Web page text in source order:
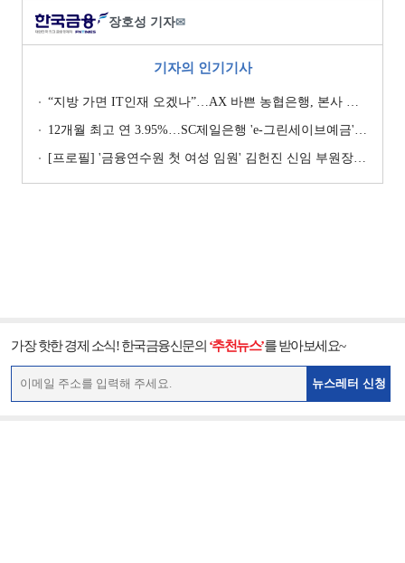
장호성 기자✉
기자의 인기기사
“지방 가면 IT인재 오겠나”…AX 바쁜 농협은행, 본사 이전설에 ‘긴장’ [막 오른 금융권 하투(夏鬪)]
12개월 최고 연 3.95%…SC제일은행 'e-그린세이브예금' [이주의 은행 예금금리-8월 1주]
[프로필] '금융연수원 첫 여성 임원' 김헌진 신임 부원장···교육·디지털·기획 '올라운더'
가장 핫한 경제 소식! 한국금융신문의 ‘추천뉴스’를 받아보세요~
뉴스레터 신청